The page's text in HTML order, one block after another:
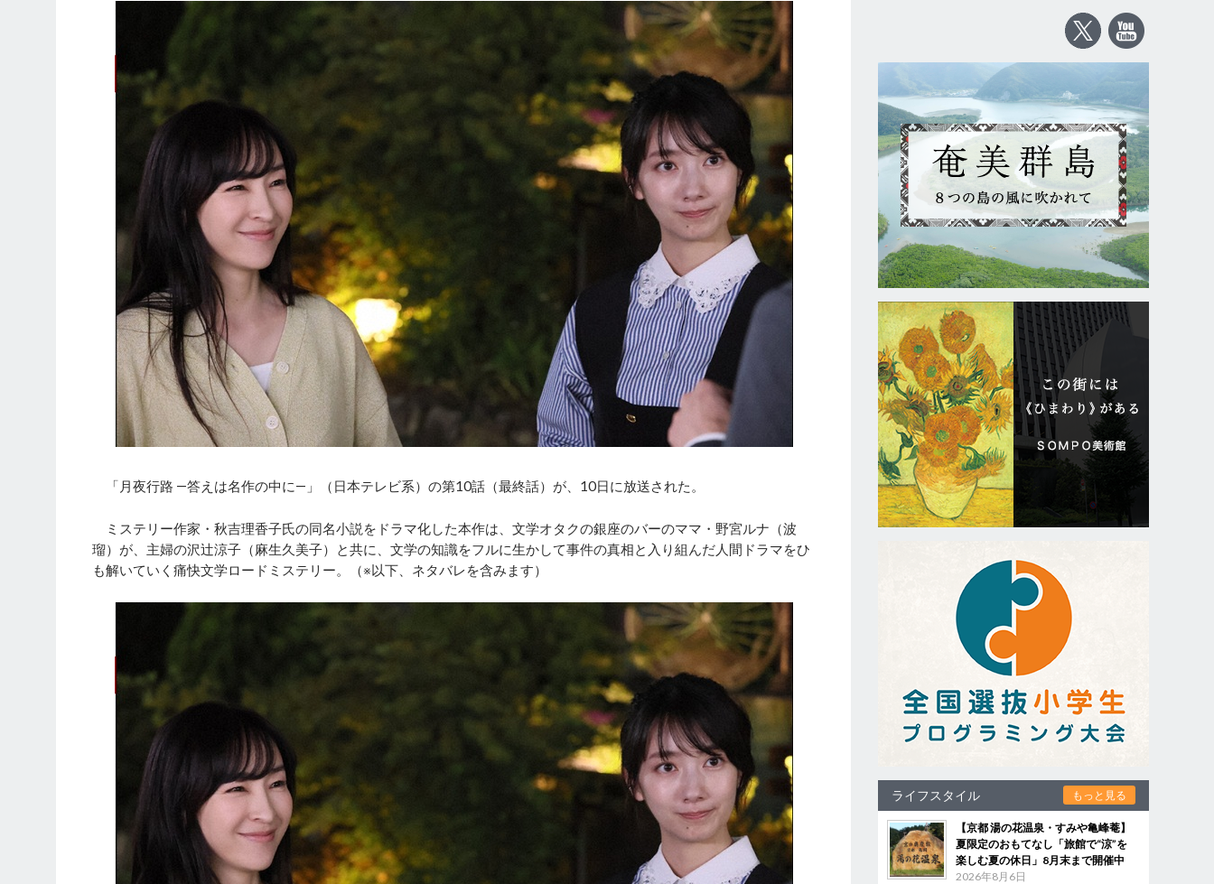
「月夜行路 ―答えは名作の中に―」（日本テレビ系）の第10話（最終話）が、10日に放送された。
ミステリー作家・秋吉理香子氏の同名小説をドラマ化した本作は、文学オタクの銀座のバーのママ・野宮ルナ（波
瑠）が、主婦の沢辻涼子（麻生久美子）と共に、文学の知識をフルに生かして事件の真相と入り組んだ人間ドラマをひ
も解いていく痛快文学ロードミステリー。（※以下、ネタバレを含みます）
ライフスタイル もっと見る
【京都 湯の花温泉・すみや亀峰菴】
夏限定のおもてなし「旅館で“涼”を
楽しむ夏の休日」8月末まで開催中
2026年8月6日